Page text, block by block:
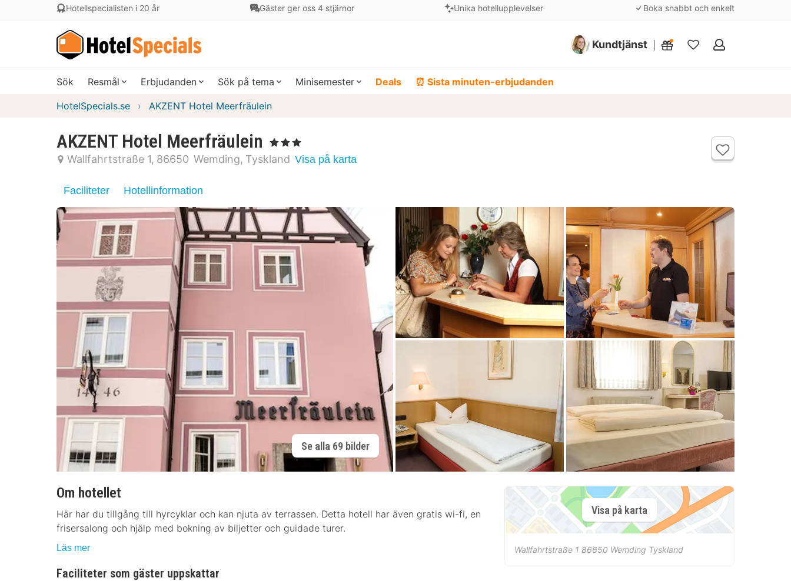
Hotellspecialisten i 20 år Gäster ger oss 4 stjärnor Unika hotellupplevelser Boka snabbt och enkelt
Kundtjänst
Mina
Sök Resmål Erbjudanden Sök på tema Minisemester Deals ⏰ Sista minuten-erbjudanden
HotelSpecials.se AKZENT Hotel Meerfräulein
AKZENT Hotel Meerfräulein , 3 Stjärnor
Wallfahrtstraße 1 86650 Wemding Tyskland Visa på karta
Faciliteter Hotellinformation
Se alla 69 bilder
Om hotellet
Här har du tillgång till hyrcyklar och kan njuta av terrassen. Detta hotell har även gratis wi-fi, en
frisersalong och hjälp med bokning av biljetter och guidade turer.
Läs mer
Faciliteter som gäster uppskattar
Visa på karta
Wallfahrtstraße 1 86650 Wemding Tyskland